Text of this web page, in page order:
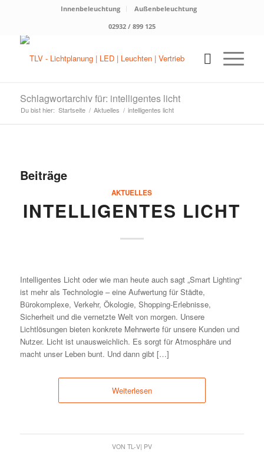
Innenbeleuchtung
Außenbeleuchtung
02932 / 899 125
Schlagwortarchiv für: intelligentes licht
Du bist hier: Startseite / Aktuelles / intelligentes licht
Beiträge
AKTUELLES
INTELLIGENTES LICHT
Intelligentes Licht oder wie man heute auch sagt „Smart Lighting“
ist mehr als Technologie – eine Aufwertung für Städte,
Bürokomplexe, Verkehr, Ökologie, Shopping-Erlebnisse,
Sicherheit und die vernetzte Welt von morgen. Unsere
Lichtlösungen bieten konkrete Mehrwerte für unsere Kunden und
Nutzer. Licht ist unausweichlich. Es sorgt für Atmosphäre und
macht unser Leben bunt. Und dann gibt […]
Weiterlesen
VON TL-V| PV